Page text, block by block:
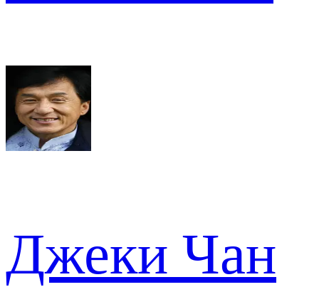
Джеки Чан